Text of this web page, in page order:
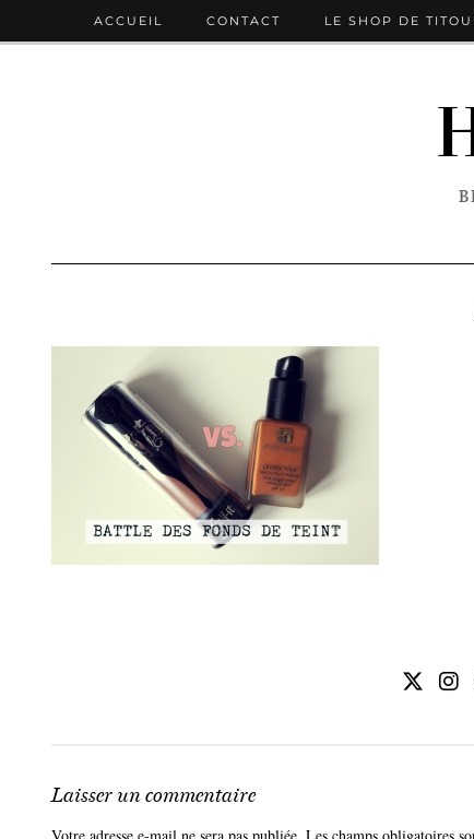
ACCUEIL CONTACT LE SHOP DE
Laisser un commentaire
Votre adresse e-mail ne sera pas publiée. Les champs obligatoires